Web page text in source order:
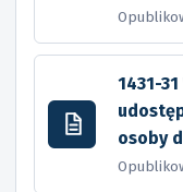
1431-
osoby